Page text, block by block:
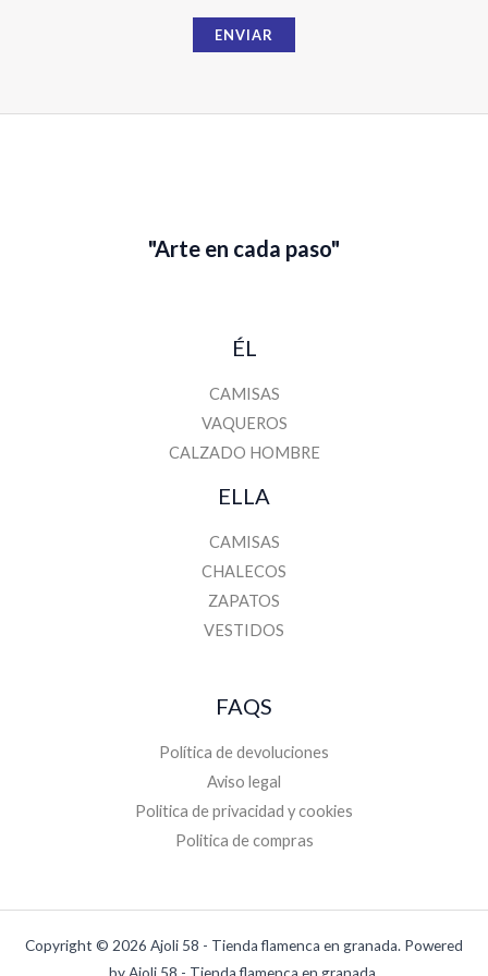
l
m
ENVIAR
"Arte en cada paso"
ÉL
CAMISAS
VAQUEROS
CALZADO HOMBRE
ELLA
CAMISAS
CHALECOS
ZAPATOS
VESTIDOS
FAQS
Política de devoluciones
Aviso legal
Politica de privacidad y cookies
Politica de compras
Copyright © 2026 Ajoli 58 - Tienda flamenca en granada. Powered